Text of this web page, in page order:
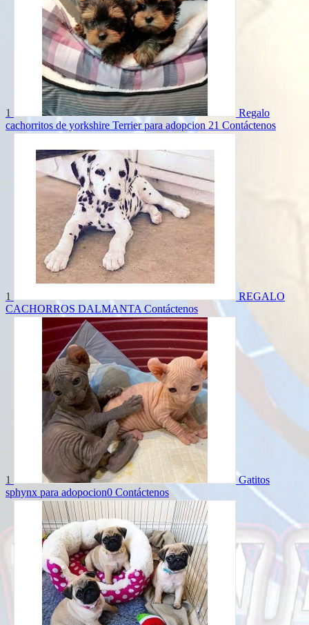
1
Regalo
cachorritos de yorkshire Terrier para adopcion 21 Contáctenos
1
REGALO
CACHORROS DALMANTA Contáctenos
1
Gatitos
sphynx para adopocion0 Contáctenos